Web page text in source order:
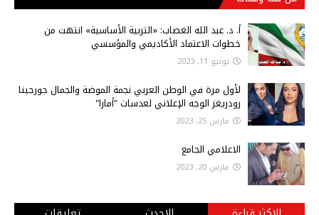
أ‌. د. عبد الله الغصاب: «التربية الأساسية» انتهت من
خطوات الاعتماد الأكاديمي والمؤسسي
يونيو 11, 2023
لأول مرة في الوطن العربي نجمة الموضة والجمال جورجينا
رودريغز الوجه الإعلاني لعدسات "أمارا"
مارس 25, 2023
الاعلامي الجامع
مارس 20, 2023